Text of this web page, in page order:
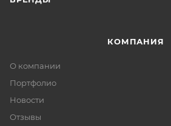
КОМПАНИЯ
О компании
Портфолио
Новости
Отзывы